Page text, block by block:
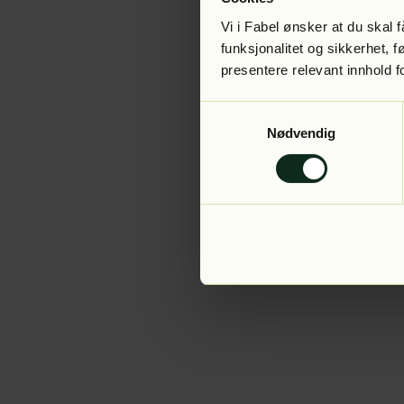
Vi i Fabel ønsker at du skal
funksjonalitet og sikkerhet,
presentere relevant innhold
Nødvendig
Application